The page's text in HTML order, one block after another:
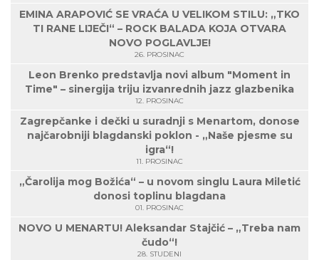
EMINA ARAPOVIĆ SE VRAĆA U VELIKOM STILU: „TKO
TI RANE LIJEČI“ – ROCK BALADA KOJA OTVARA
NOVO POGLAVLJE!
26. PROSINAC
Leon Brenko predstavlja novi album "Moment in
Time" – sinergija triju izvanrednih jazz glazbenika
12. PROSINAC
Zagrepčanke i dečki u suradnji s Menartom, donose
najčarobniji blagdanski poklon - „Naše pjesme su
igra“!
11. PROSINAC
„Čarolija mog Božića“ – u novom singlu Laura Miletić
donosi toplinu blagdana
01. PROSINAC
NOVO U MENARTU! Aleksandar Stajčić – „Treba nam
čudo“!
28. STUDENI